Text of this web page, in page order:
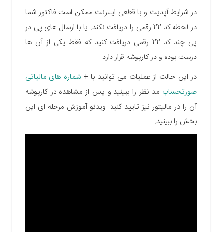
در شرایط آپدیت و با قطعی اینترنت ممکن است فاکتور شما
در لحظه کد 22 رقمی را دریافت نکند. یا با ارسال های پی در
پی چند کد 22 رقمی دریافت کنید که فقط یکی از آن ها
درست بوده و در کارپوشه قرار دارد.
در این حالت از عملیات می توانید با +شماره های مالیاتی
صورتحساب مد نظر را ببینید و پس از مشاهده در کارپوشه
آن را در مالیتور نیز تایید کنید. ویدئو آموزش مرحله ای این
بخش را ببینید.